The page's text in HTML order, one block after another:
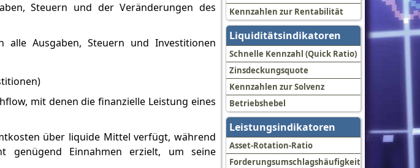
Kennzahlen zur Rentabilität
Liquiditätsindikatoren
Schnelle Kennzahl (Quick Ratio)
Zinsdeckungsquote
Kennzahlen zur Solvenz
Betriebshebel
Leistungsindikatoren
Asset-Rotation-Ratio
Forderungsumschlagshäufigkeit
Steuern und der Veränderungen des
Ausgaben, Steuern und Investitionen
mit denen die finanzielle Leistung eines
über liquide Mittel verfügt, während
genügend Einnahmen erzielt, um seine